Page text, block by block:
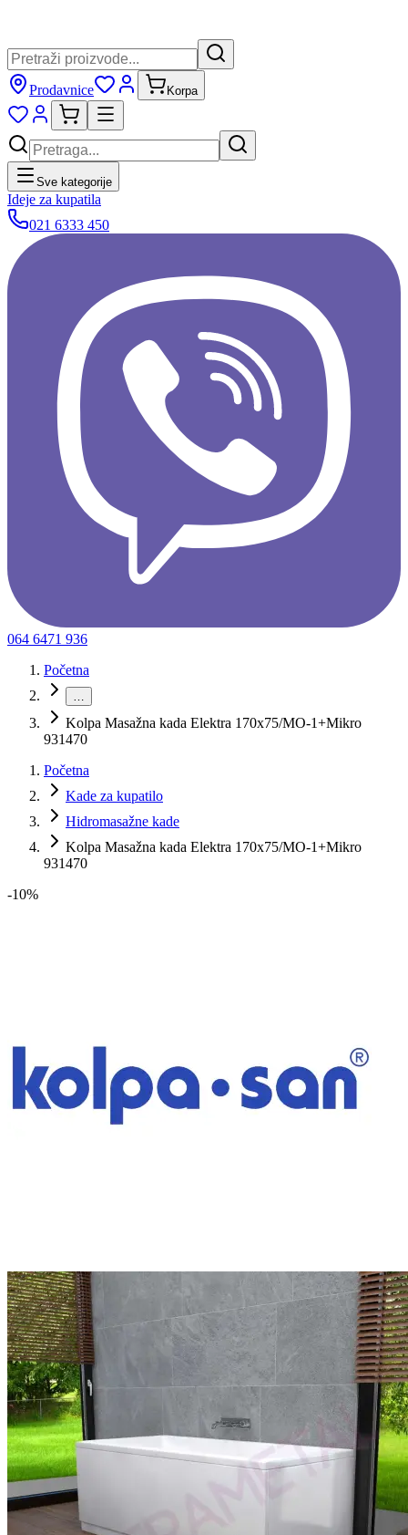
Prodavnice Korpa
Sve kategorije
Ideje za kupatila
021 6333 450
064 6471 936
Početna
…
Kolpa Masažna kada Elektra 170x75/MO-1+Mikro
931470
Početna
Kade za kupatilo
Hidromasažne kade
Kolpa Masažna kada Elektra 170x75/MO-1+Mikro
931470
-10%